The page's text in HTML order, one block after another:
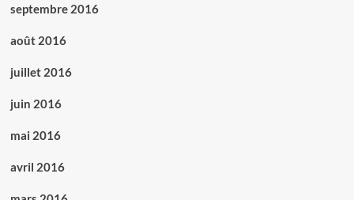
septembre 2016
août 2016
juillet 2016
juin 2016
mai 2016
avril 2016